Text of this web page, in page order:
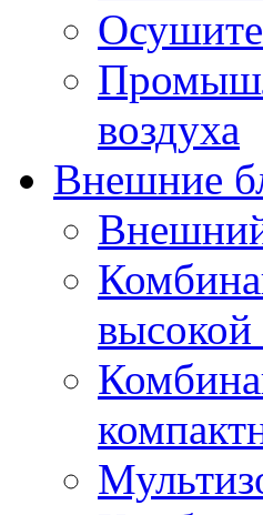
воздуха
Внешние
высокой